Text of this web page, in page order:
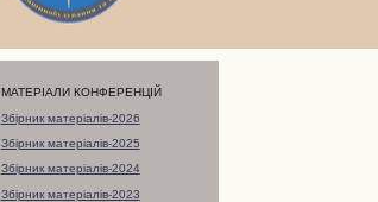
МАТЕРІАЛИ КОНФЕРЕНЦІЙ
Збірник матеріалів-2026
Збірник матеріалів-2025
Збірник матеріалів-2024
Збірник матеріалів-2023